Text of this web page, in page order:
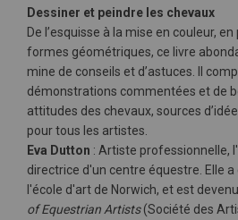
Dessiner et peindre les chevaux
De l’esquisse à la mise en couleur,
formes géométriques, ce livre
mine de conseils et d’astuces. Il
démonstrations commentées et de
attitudes des chevaux, sources
pour tous les artistes.
Eva Dutton : Artiste professionnelle,
directrice d'un centre équestre. Elle
l'école d'art de Norwich, et est
of Equestrian Artists(Société des